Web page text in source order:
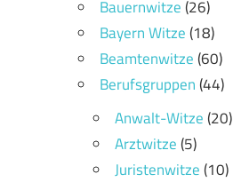
Bauernwitze(26)
Bayern Witze(18)
Beamtenwitze(60)
Berufsgruppen(44)
Anwalt-Witze(20)
Arztwitze(5)
Juristenwitze(10)